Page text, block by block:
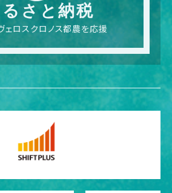
さと納税
ェロスクロノス都農を応援